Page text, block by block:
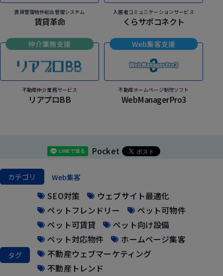
賃貸管理物件総合管理システム
賃貸革命
入居者コミュニケーションサービス
くらサポコネクト
仲介業務支援
不動産仲介業務サービス
リアプロBB
Web集客支援
不動産ホームページ制作ソフト
WebManagerPro3
Pocket
カテゴリ Web集客
タグ
SEO対策
ウェブサイト最適化
ペットフレンドリー
ペット可物件
ペット可賃貸
ペット向け設備
ペット対応物件
ホームページ集客
不動産ウェブマーケティング
不動産トレンド